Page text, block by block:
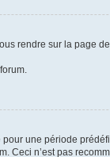
rendre sur la page
une période
Ceci n’est pas